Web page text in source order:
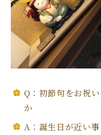
Q：初節句をお祝
か
A：誕生日が近い